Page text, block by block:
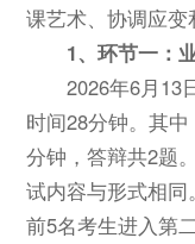
课艺术、协调应变
1、 环节一：
2026年6月13
时间28分钟。其
分钟，答辩共2题
试内容与形式相
前5名考生进入第